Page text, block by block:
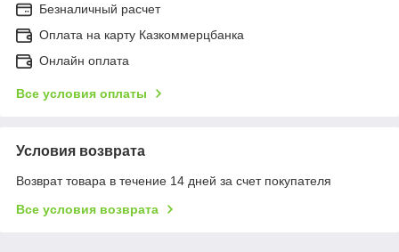
Безналичный расчет
Оплата на карту Казкоммерцбанка
Онлайн оплата
Все условия оплаты
Условия возврата
Возврат товара в течение 14 дней за счет покупателя
Все условия возврата